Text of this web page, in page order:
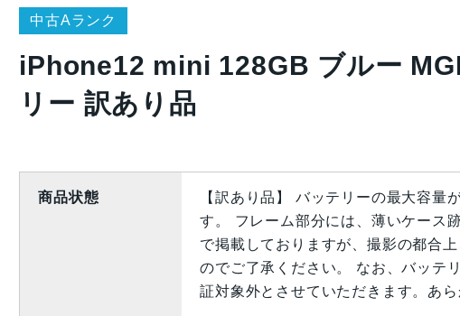
中古Aランク
iPhone12 mini 128GB ブルー
リー 訳あり品
商品状態
【訳あり品】 バッテリーの最大容量
す。 フレーム部分には、薄いケース
で掲載しておりますが、撮影の都合
のでご了承ください。 なお、バッテ
証対象外とさせていただきます。あ